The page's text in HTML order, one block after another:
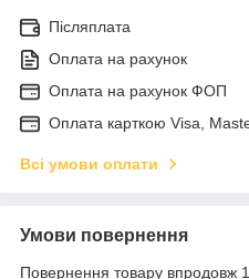
Післяплата
Оплата на рахунок
Оплата на рахунок ФОП
Оплата карткою Visa,
Всі умови оплати
Умови повернення
Повернення товару впродовж